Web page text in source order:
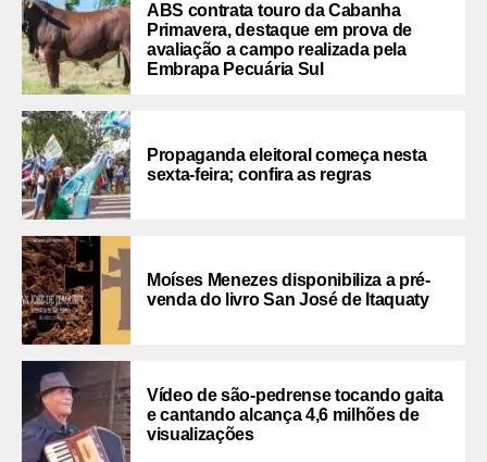
ABS contrata touro da Cabanha
Primavera, destaque em prova de
avaliação a campo realizada pela
Embrapa Pecuária Sul
Propaganda eleitoral começa nesta
sexta-feira; confira as regras
Moíses Menezes disponibiliza a pré-
venda do livro San José de Itaquaty
Vídeo de são-pedrense tocando gaita
e cantando alcança 4,6 milhões de
visualizações